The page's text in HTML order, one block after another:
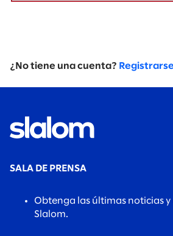
¿No tiene una cuenta? Registrarse
SALA DE PRENSA
Obtenga las últimas noticias
Slalom.